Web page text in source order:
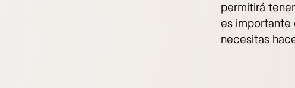
permitirá
es importante
necesitas